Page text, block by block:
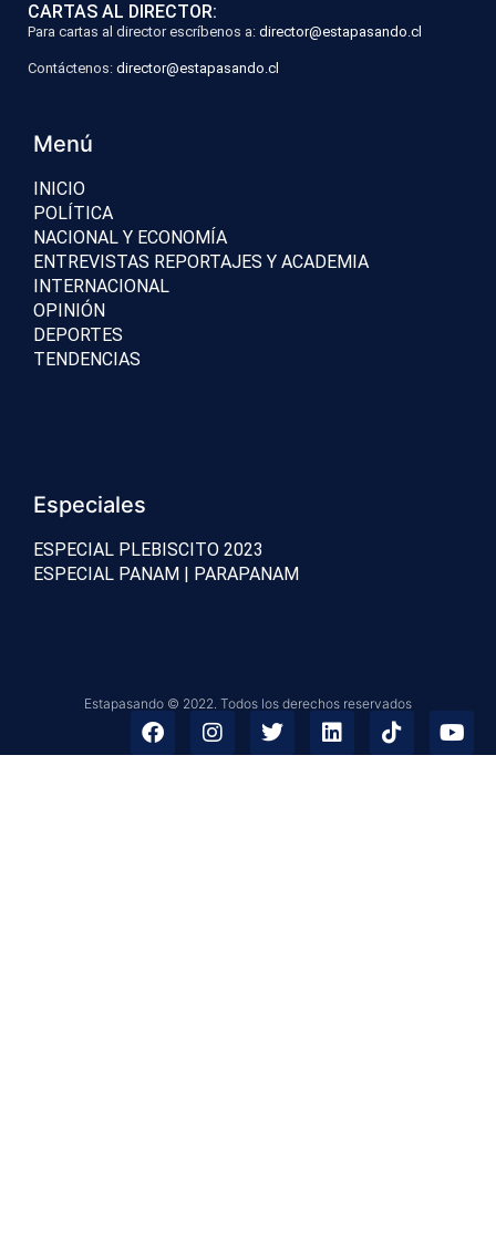
CARTAS AL DIRECTOR:
Para cartas al director escríbenos a: director@estapasando.cl
Contáctenos: director@estapasando.cl
Menú
INICIO
POLÍTICA
NACIONAL Y ECONOMÍA
ENTREVISTAS REPORTAJES Y ACADEMIA
INTERNACIONAL
OPINIÓN
DEPORTES
TENDENCIAS
Especiales
ESPECIAL PLEBISCITO 2023
ESPECIAL PANAM | PARAPANAM
Estapasando © 2022. Todos los derechos reservados